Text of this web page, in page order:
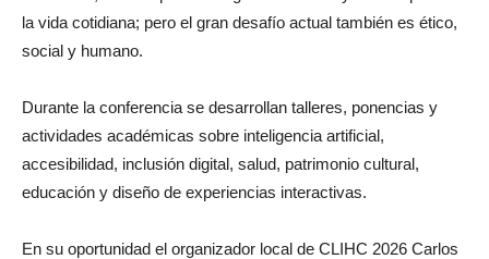
la vida cotidiana; pero el gran desafío actual también es ético,
social y humano.
Durante la conferencia se desarrollan talleres, ponencias y
actividades académicas sobre inteligencia artificial,
accesibilidad, inclusión digital, salud, patrimonio cultural,
educación y diseño de experiencias interactivas.
En su oportunidad el organizador local de CLIHC 2026 Carlos